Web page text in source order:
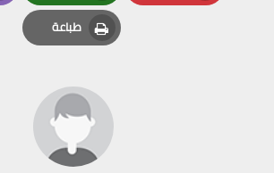
Pinterest
Whatsapp
طباعة
Print